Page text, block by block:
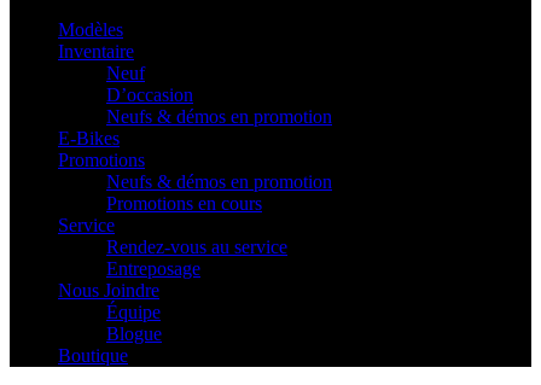
Modèles
Inventaire
Neuf
D’occasion
Neufs & démos en promotion
E-Bikes
Promotions
Neufs & démos en promotion
Promotions en cours
Service
Rendez-vous au service
Entreposage
Nous Joindre
Équipe
Blogue
Boutique